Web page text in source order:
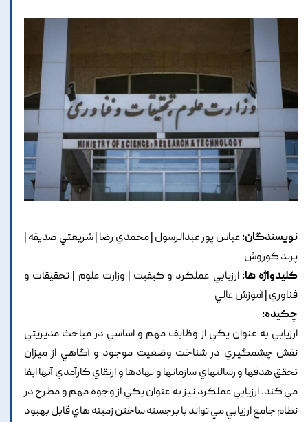
نویسندگان:عباس پور عبدالرسول | محمدي رضا | شريعتي صديقه |
پرند کوروش
کلیدواژه ها: ارزيابي عملکرد و کيفيت | وزارت علوم | تحقيقات و
فناوري | آموزش عالي
چکیده:
ارزيابي به عنوان يکي از وظايف مهم و اساسي در مباحث مديريتي
نقش چشمگيري در شناخت وضعيت موجود و آگاهي از ميزان
تحقق هدفها و رسالتهاي سازمانها و نهادها و ارتقاي کارآمدي آنها ايفا
مي کند. ارزيابي عملکرد نيز به عنوان يکي از وجوه مهم و مطرح در
نظام جامع ارزيابي مي تواند با برجسته ساختن زمينه هاي قابل بهبود